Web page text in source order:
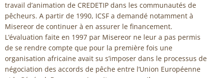
travail d’animation de CREDETIP dans les communautés de
pêcheurs. A partir de 1990, ICSF a demandé notamment à
Misereor de continuer à en assurer le financement.
L’évaluation faite en 1997 par Misereor ne leur a pas permis
de se rendre compte que pour la première fois une
organisation africaine avait su s’imposer dans le processus de
négociation des accords de pêche entre l’Union Européenne